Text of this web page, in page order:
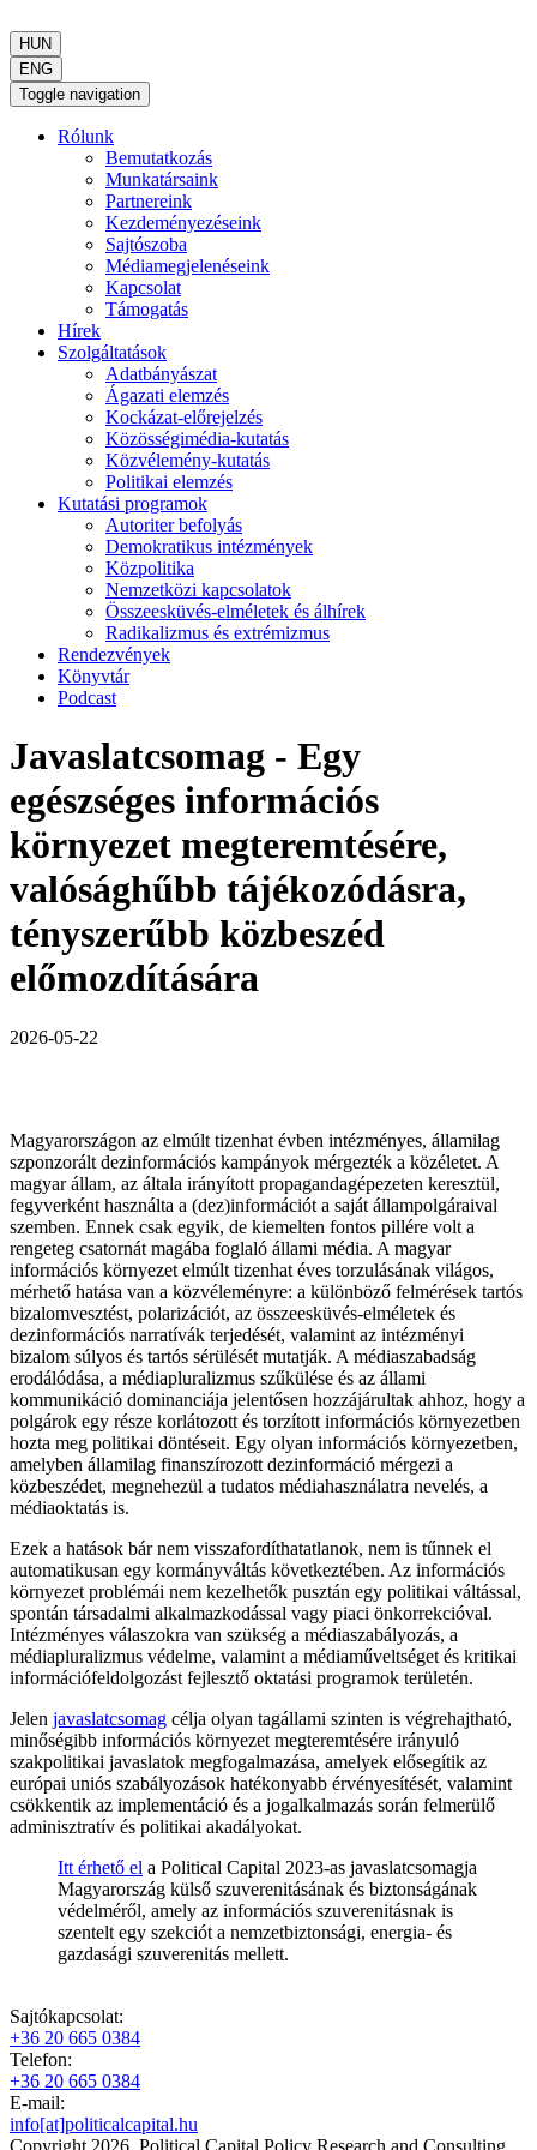
HUN
ENG
Toggle navigation
Rólunk
Bemutatkozás
Munkatársaink
Partnereink
Kezdeményezéseink
Sajtószoba
Médiamegjelenéseink
Kapcsolat
Támogatás
Hírek
Szolgáltatások
Adatbányászat
Ágazati elemzés
Kockázat-előrejelzés
Közösségimédia-kutatás
Közvélemény-kutatás
Politikai elemzés
Kutatási programok
Autoriter befolyás
Demokratikus intézmények
Közpolitika
Nemzetközi kapcsolatok
Összeesküvés-elméletek és álhírek
Radikalizmus és extrémizmus
Rendezvények
Könyvtár
Podcast
Javaslatcsomag - Egy
egészséges információs
környezet megteremtésére,
valósághűbb tájékozódásra,
tényszerűbb közbeszéd
előmozdítására
2026-05-22
Magyarországon az elmúlt tizenhat évben intézményes, államilag
szponzorált dezinformációs kampányok mérgezték a közéletet. A
magyar állam, az általa irányított propagandagépezeten keresztül,
fegyverként használta a (dez)információt a saját állampolgáraival
szemben. Ennek csak egyik, de kiemelten fontos pillére volt a
rengeteg csatornát magába foglaló állami média. A magyar
információs környezet elmúlt tizenhat éves torzulásának világos,
mérhető hatása van a közvéleményre: a különböző felmérések tartós
bizalomvesztést, polarizációt, az összeesküvés-elméletek és
dezinformációs narratívák terjedését, valamint az intézményi
bizalom súlyos és tartós sérülését mutatják. A médiaszabadság
erodálódása, a médiapluralizmus szűkülése és az állami
kommunikáció dominanciája jelentősen hozzájárultak ahhoz, hogy a
polgárok egy része korlátozott és torzított információs környezetben
hozta meg politikai döntéseit. Egy olyan információs környezetben,
amelyben államilag finanszírozott dezinformáció mérgezi a
közbeszédet, megnehezül a tudatos médiahasználatra nevelés, a
médiaoktatás is.
Ezek a hatások bár nem visszafordíthatatlanok, nem is tűnnek el
automatikusan egy kormányváltás következtében. Az információs
környezet problémái nem kezelhetők pusztán egy politikai váltással,
spontán társadalmi alkalmazkodással vagy piaci önkorrekcióval.
Intézményes válaszokra van szükség a médiaszabályozás, a
médiapluralizmus védelme, valamint a médiaműveltséget és kritikai
információfeldolgozást fejlesztő oktatási programok területén.
Jelen javaslatcsomag célja olyan tagállami szinten is végrehajtható,
minőségibb információs környezet megteremtésére irányuló
szakpolitikai javaslatok megfogalmazása, amelyek elősegítik az
európai uniós szabályozások hatékonyabb érvényesítését, valamint
csökkentik az implementáció és a jogalkalmazás során felmerülő
adminisztratív és politikai akadályokat.
Itt érhető el a Political Capital 2023-as javaslatcsomagja
Magyarország külső szuverenitásának és biztonságának
védelméről, amely az információs szuverenitásnak is
szentelt egy szekciót a nemzetbiztonsági, energia- és
gazdasági szuverenitás mellett.
Sajtókapcsolat:
+36 20 665 0384
Telefon:
+36 20 665 0384
E-mail:
info[at]politicalcapital.hu
Copyright 2026. Political Capital Policy Research and Consulting